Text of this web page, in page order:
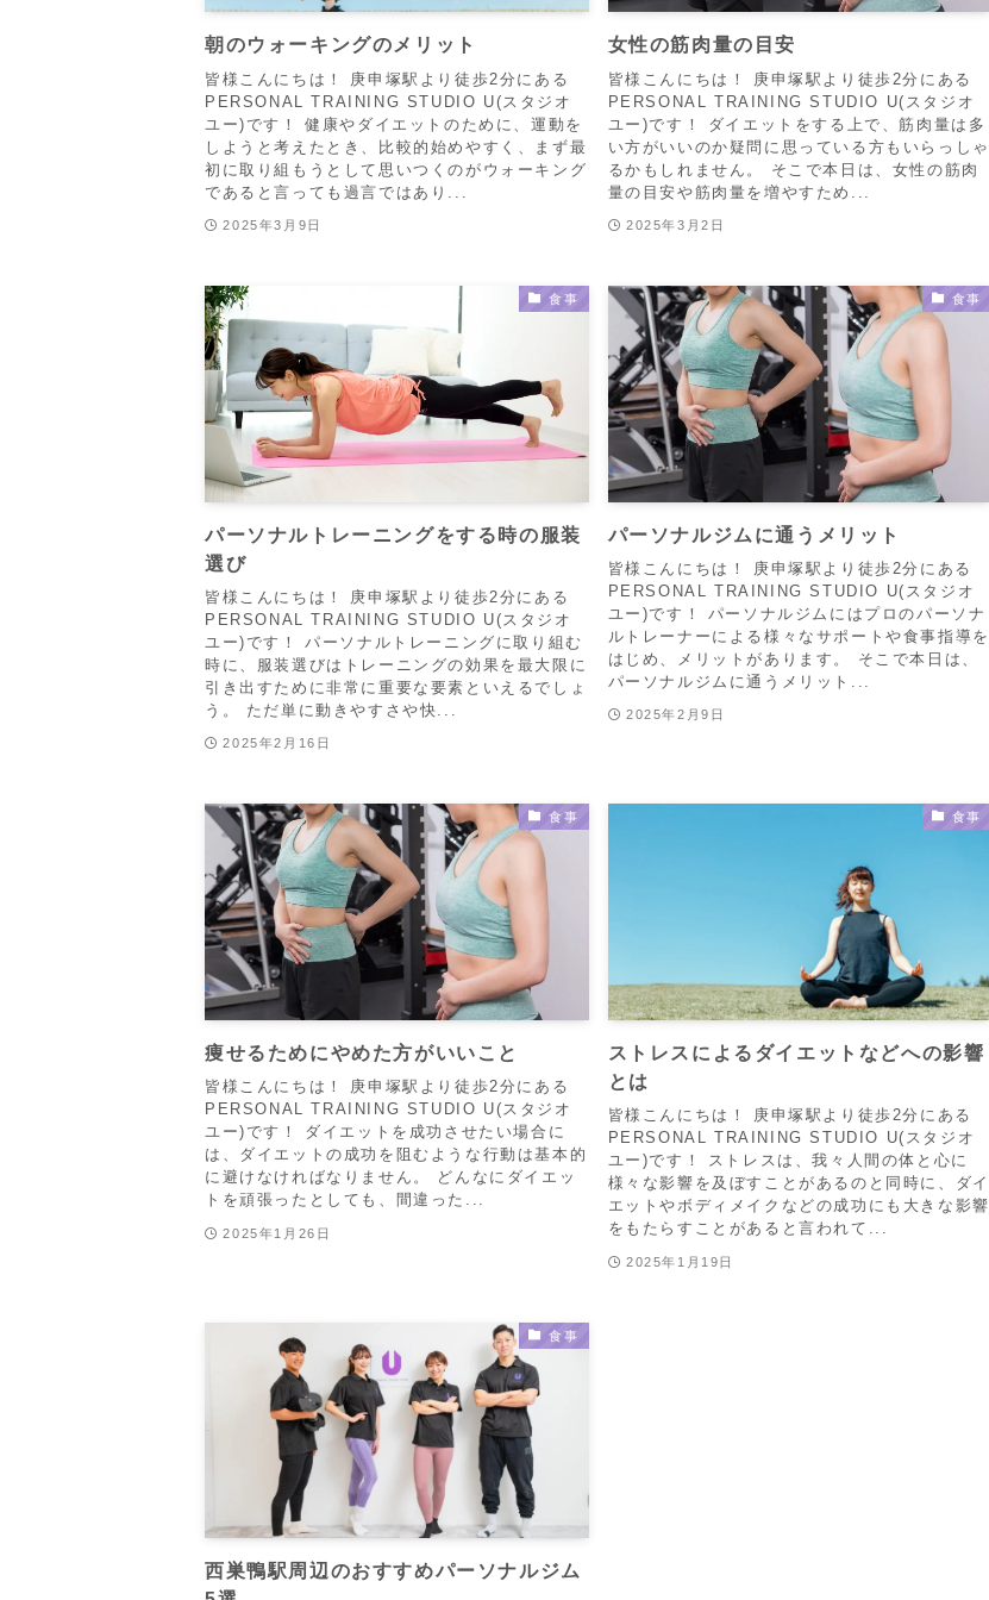
朝のウォーキングのメリット
皆様こんにちは！ 庚申塚駅より徒歩2分にある
PERSONAL TRAINING STUDIO U(スタジオ
ユー)です！ 健康やダイエットのために、運動を
しようと考えたとき、比較的始めやすく、まず最
初に取り組もうとして思いつくのがウォーキング
であると言っても過言ではあり...
2025年3月9日
女性の筋肉量の目安
皆様こんにちは！ 庚申塚駅より徒歩2分にある
PERSONAL TRAINING STUDIO U(スタジオ
ユー)です！ ダイエットをする上で、筋肉量は多
い方がいいのか疑問に思っている方もいらっしゃ
るかもしれません。 そこで本日は、女性の筋肉
量の目安や筋肉量を増やすため...
2025年3月2日
食事
パーソナルトレーニングをする時の服装
選び
皆様こんにちは！ 庚申塚駅より徒歩2分にある
PERSONAL TRAINING STUDIO U(スタジオ
ユー)です！ パーソナルトレーニングに取り組む
時に、服装選びはトレーニングの効果を最大限に
引き出すために非常に重要な要素といえるでしょ
う。 ただ単に動きやすさや快...
2025年2月16日
食事
パーソナルジムに通うメリット
皆様こんにちは！ 庚申塚駅より徒歩2分にある
PERSONAL TRAINING STUDIO U(スタジオ
ユー)です！ パーソナルジムにはプロのパーソナ
ルトレーナーによる様々なサポートや食事指導を
はじめ、メリットがあります。 そこで本日は、
パーソナルジムに通うメリット...
2025年2月9日
食事
痩せるためにやめた方がいいこと
皆様こんにちは！ 庚申塚駅より徒歩2分にある
PERSONAL TRAINING STUDIO U(スタジオ
ユー)です！ ダイエットを成功させたい場合に
は、ダイエットの成功を阻むような行動は基本的
に避けなければなりません。 どんなにダイエッ
トを頑張ったとしても、間違った...
2025年1月26日
食事
ストレスによるダイエットなどへの影響
とは
皆様こんにちは！ 庚申塚駅より徒歩2分にある
PERSONAL TRAINING STUDIO U(スタジオ
ユー)です！ ストレスは、我々人間の体と心に
様々な影響を及ぼすことがあるのと同時に、ダイ
エットやボディメイクなどの成功にも大きな影響
をもたらすことがあると言われて...
2025年1月19日
食事
西巣鴨駅周辺のおすすめパーソナルジム